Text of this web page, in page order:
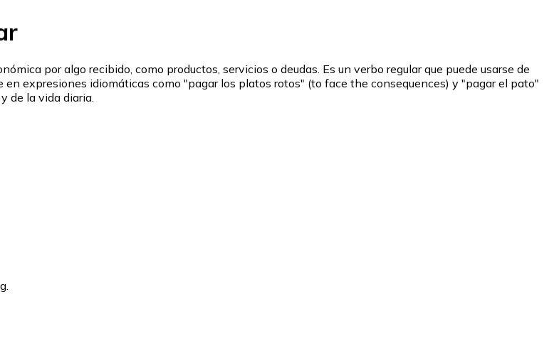
por algo recibido, como productos, servicios o deudas. Es un verbo regular que puede usarse de
expresiones idiomáticas como "pagar los platos rotos" (to face the consequences) y "pagar el pato"
de la vida diaria.